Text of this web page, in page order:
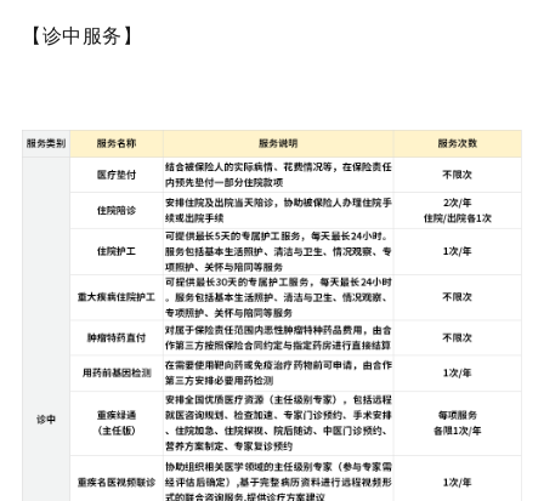
【诊中服务】